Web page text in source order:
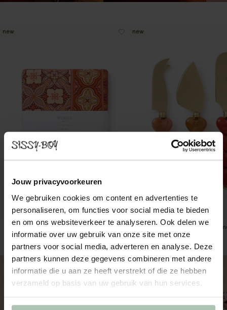
Jouw privacyvoorkeuren
We gebruiken cookies om content en advertenties te
personaliseren, om functies voor social media te bieden
en om ons websiteverkeer te analyseren. Ook delen we
informatie over uw gebruik van onze site met onze
partners voor social media, adverteren en analyse. Deze
partners kunnen deze gegevens combineren met andere
informatie die u aan ze heeft verstrekt of die ze hebben
verzameld op basis van uw gebruik van hun services.
Multicolour tafelkleed met print (140x220 cm)
54.99
new
Multicolour resin kaasmessen
22.99
new